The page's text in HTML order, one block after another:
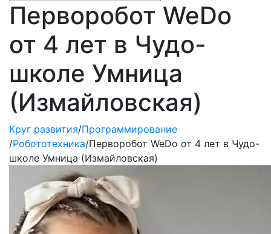
Перворобот WeDo
от 4 лет в Чудо-
школе Умница
(Измайловская)
Круг развития/Программирование
/Робототехника/Перворобот WeDo от 4 лет в Чудо-
школе Умница (Измайловская)